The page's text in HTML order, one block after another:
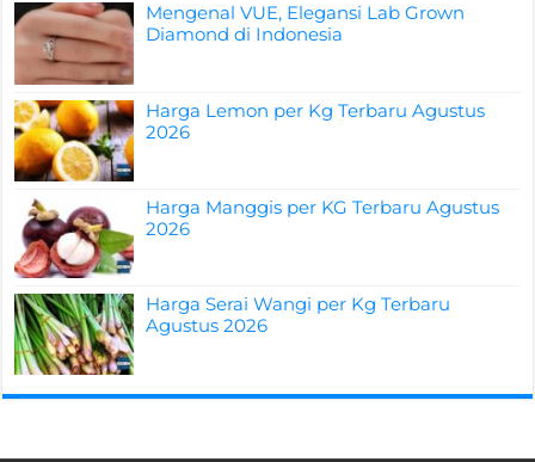
Mengenal VUE, Elegansi Lab Grown
Diamond di Indonesia
Harga Lemon per Kg Terbaru Agustus
2026
Harga Manggis per KG Terbaru Agustus
2026
Harga Serai Wangi per Kg Terbaru
Agustus 2026